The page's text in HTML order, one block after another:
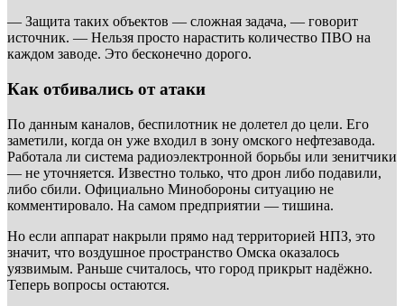
— Защита таких объектов — сложная задача, — говорит
источник. — Нельзя просто нарастить количество ПВО на
каждом заводе. Это бесконечно дорого.
Как отбивались от атаки
По данным каналов, беспилотник не долетел до цели. Его
заметили, когда он уже входил в зону омского нефтезавода.
Работала ли система радиоэлектронной борьбы или зенитчики
— не уточняется. Известно только, что дрон либо подавили,
либо сбили. Официально Минобороны ситуацию не
комментировало. На самом предприятии — тишина.
Но если аппарат накрыли прямо над территорией НПЗ, это
значит, что воздушное пространство Омска оказалось
уязвимым. Раньше считалось, что город прикрыт надёжно.
Теперь вопросы остаются.